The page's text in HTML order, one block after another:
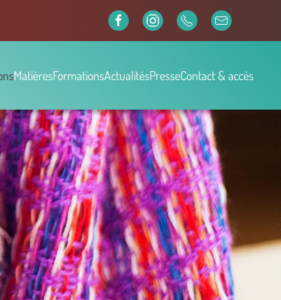
MatièresFormationsActualitésPresseContact & accès